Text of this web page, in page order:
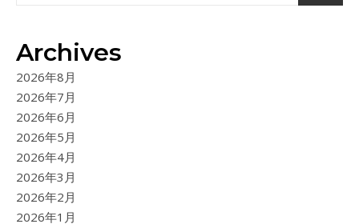
Archives
2026年8月
2026年7月
2026年6月
2026年5月
2026年4月
2026年3月
2026年2月
2026年1月